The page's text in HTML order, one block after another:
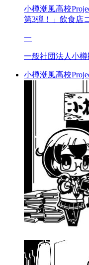
小樽潮風高校
第3弾！」飲食店
一
一般社団法人小
小樽潮風高校